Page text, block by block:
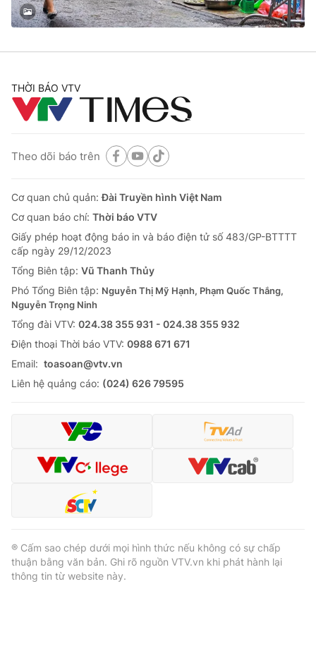
® Cấm sao chép dưới mọi hình thức nếu không có sự chấp
thuận bằng văn bản. Ghi rõ nguồn VTV.vn khi phát hành lại
thông tin từ website này.
THỜI BÁO VTV
Theo dõi báo trên
Cơ quan chủ quản:Đài Truyền hình Việt Nam
Cơ quan báo chí: Thời báo VTV
Giấy phép hoạt động báo in và báo điện tử số 483/GP-BTTTT
cấp ngày 29/12/2023
Tổng Biên tập: Vũ Thanh Thủy
Phó Tổng Biên tập: Nguyễn Thị Mỹ Hạnh, Phạm Quốc Thắng,
Nguyễn Trọng Ninh
Tổng đài VTV: 024.38 355 931 - 024.38 355 932
Ðiện thoại Thời báo VTV: 0988 671 671
Email: toasoan@vtv.vn
Liên hệ quảng cáo: (024) 626 79595
® Cấm sao chép dưới mọi hình thức nếu không có sự chấp
thuận bằng văn bản. Ghi rõ nguồn VTV.vn khi phát hành lại
thông tin từ website này.